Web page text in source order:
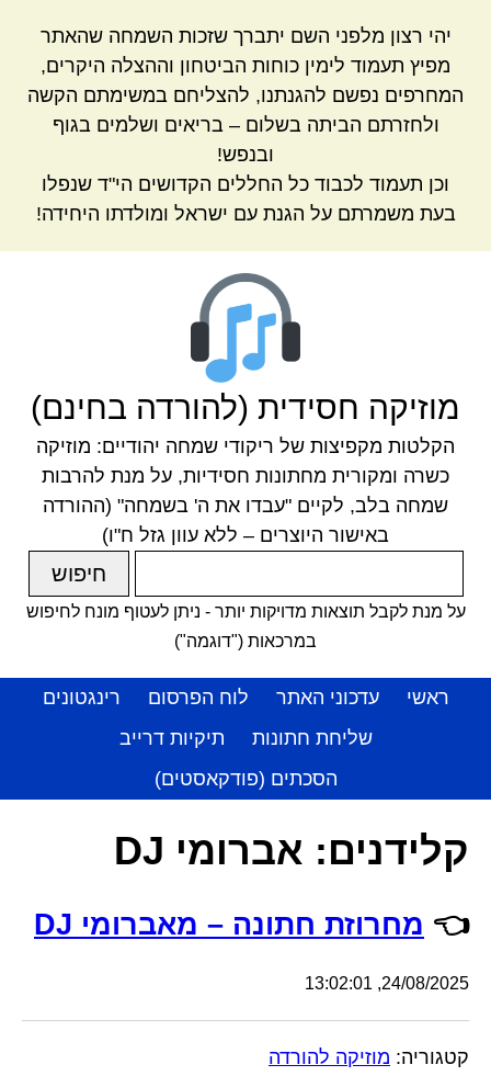
יהי רצון מלפני השם יתברך שזכות השמחה שהאתר
מפיץ תעמוד לימין כוחות הביטחון וההצלה היקרים,
המחרפים נפשם להגנתנו, להצליחם במשימתם הקשה
ולחזרתם הביתה בשלום – בריאים ושלמים בגוף
ובנפש!
וכן תעמוד לכבוד כל החללים הקדושים הי"ד שנפלו
בעת משמרתם על הגנת עם ישראל ומולדתו היחידה!
מוזיקה חסידית (להורדה בחינם)
הקלטות מקפיצות של ריקודי שמחה יהודיים: מוזיקה
כשרה ומקורית מחתונות חסידיות, על מנת להרבות
שמחה בלב, לקיים "עבדו את ה' בשמחה" (ההורדה
באישור היוצרים – ללא עוון גזל ח"ו)
על מנת לקבל תוצאות מדויקות יותר - ניתן לעטוף מונח לחיפוש
במרכאות ("דוגמה")
ראשי עדכוני האתר לוח הפרסום
רינגטונים
שליחת חתונות
תיקיות דרייב
הסכתים (פודקאסטים)
קלידנים: אברומי DJ
👈 מחרוזת חתונה – מאברומי DJ
24/08/2025, 13:02:01
קטגוריה: מוזיקה להורדה